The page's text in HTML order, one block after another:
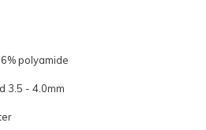
polyamide
3.5 - 4.0mm